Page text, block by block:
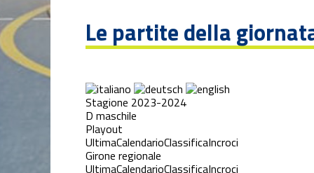
Le partite della
Stagione 2023-2024
D maschile
Playout
UltimaCalendarioClassificaIncroci
Girone regionale
UltimaCalendarioClassificaIncroci